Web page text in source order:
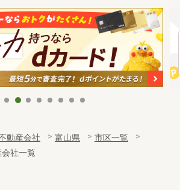
動産会社 富山県
市区一覧
社一覧